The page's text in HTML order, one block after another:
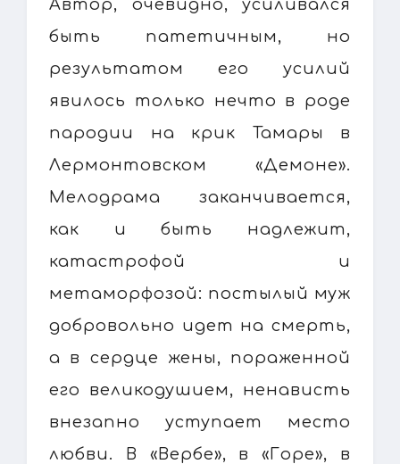
Автор, очевидно, усиливался
быть патетичным, но
результатом его усилий
явилось только нечто в роде
пародии на крик Тамары в
Лермонтовском «Демоне».
Мелодрама заканчивается,
как и быть надлежит,
катастрофой и
метаморфозой: постылый муж
добровольно идет на смерть,
а в сердце жены, пораженной
его великодушием, ненависть
внезапно уступает место
любви. В «Вербе», в «Горе», в